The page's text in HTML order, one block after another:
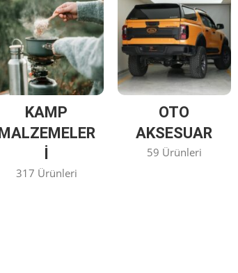
KAMP
MALZEMELER
317 Ürünleri
OTO
AKSESUAR
59 Ürünleri